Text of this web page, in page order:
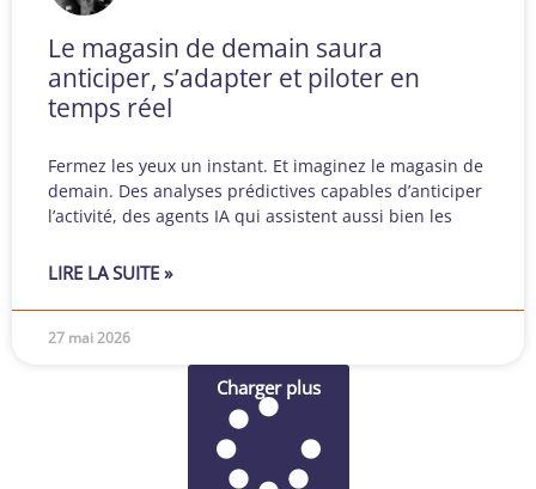
Le magasin de demain saura
anticiper, s’adapter et piloter en
temps réel
Fermez les yeux un instant. Et imaginez le magasin de
demain. Des analyses prédictives capables d’anticiper
l’activité, des agents IA qui assistent aussi bien les
LIRE LA SUITE »
27 mai 2026
Charger plus